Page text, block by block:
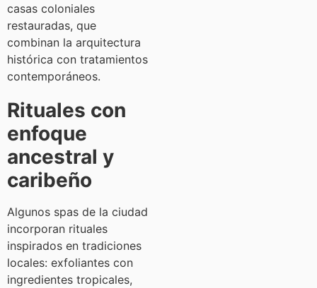
casas coloniales
restauradas, que
combinan la arquitectura
histórica con tratamientos
contemporáneos.
Rituales con
enfoque
ancestral y
caribeño
Algunos spas de la ciudad
incorporan rituales
inspirados en tradiciones
locales: exfoliantes con
ingredientes tropicales,